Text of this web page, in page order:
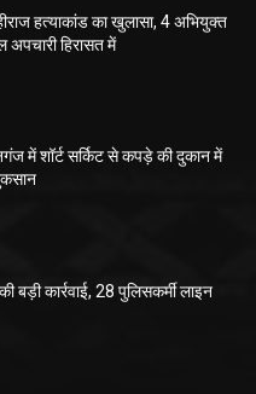
हत्याकांड का खुलासा, 4 अभियुक्त
अपचारी हिरासत में
में शॉर्ट सर्किट से कपड़े की दुकान में
बड़ी कार्रवाई, 28 पुलिसकर्मी लाइन